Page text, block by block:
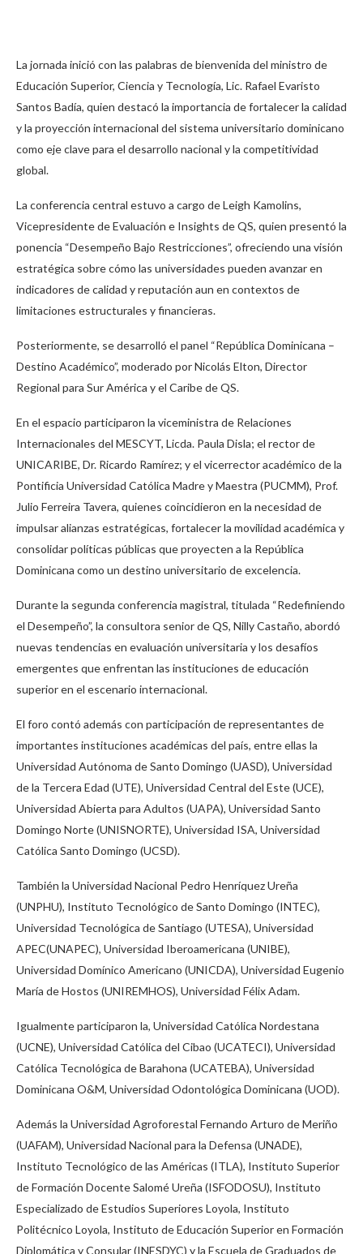
La jornada inició con las palabras de bienvenida del ministro de
Educación Superior, Ciencia y Tecnología, Lic. Rafael Evaristo
Santos Badía, quien destacó la importancia de fortalecer la calidad
y la proyección internacional del sistema universitario dominicano
como eje clave para el desarrollo nacional y la competitividad
global.
La conferencia central estuvo a cargo de Leigh Kamolins,
Vicepresidente de Evaluación e Insights de QS, quien presentó la
ponencia “Desempeño Bajo Restricciones”, ofreciendo una visión
estratégica sobre cómo las universidades pueden avanzar en
indicadores de calidad y reputación aun en contextos de
limitaciones estructurales y financieras.
Posteriormente, se desarrolló el panel “República Dominicana –
Destino Académico”, moderado por Nicolás Elton, Director
Regional para Sur América y el Caribe de QS.
En el espacio participaron la viceministra de Relaciones
Internacionales del MESCYT, Licda. Paula Disla; el rector de
UNICARIBE, Dr. Ricardo Ramírez; y el vicerrector académico de la
Pontificia Universidad Católica Madre y Maestra (PUCMM), Prof.
Julio Ferreira Tavera, quienes coincidieron en la necesidad de
impulsar alianzas estratégicas, fortalecer la movilidad académica y
consolidar políticas públicas que proyecten a la República
Dominicana como un destino universitario de excelencia.
Durante la segunda conferencia magistral, titulada “Redefiniendo
el Desempeño”, la consultora senior de QS, Nilly Castaño, abordó
nuevas tendencias en evaluación universitaria y los desafíos
emergentes que enfrentan las instituciones de educación
superior en el escenario internacional.
El foro contó además con participación de representantes de
importantes instituciones académicas del país, entre ellas la
Universidad Autónoma de Santo Domingo (UASD), Universidad
de la Tercera Edad (UTE), Universidad Central del Este (UCE),
Universidad Abierta para Adultos (UAPA), Universidad Santo
Domingo Norte (UNISNORTE), Universidad ISA, Universidad
Católica Santo Domingo (UCSD).
También la Universidad Nacional Pedro Henríquez Ureña
(UNPHU), Instituto Tecnológico de Santo Domingo (INTEC),
Universidad Tecnológica de Santiago (UTESA), Universidad
APEC(UNAPEC), Universidad Iberoamericana (UNIBE),
Universidad Domínico Americano (UNICDA), Universidad Eugenio
María de Hostos (UNIREMHOS), Universidad Félix Adam.
Igualmente participaron la, Universidad Católica Nordestana
(UCNE), Universidad Católica del Cibao (UCATECI), Universidad
Católica Tecnológica de Barahona (UCATEBA), Universidad
Dominicana O&M, Universidad Odontológica Dominicana (UOD).
Además la Universidad Agroforestal Fernando Arturo de Meriño
(UAFAM), Universidad Nacional para la Defensa (UNADE),
Instituto Tecnológico de las Américas (ITLA), Instituto Superior
de Formación Docente Salomé Ureña (ISFODOSU), Instituto
Especializado de Estudios Superiores Loyola, Instituto
Politécnico Loyola, Instituto de Educación Superior en Formación
Diplomática y Consular (INESDYC) y la Escuela de Graduados de